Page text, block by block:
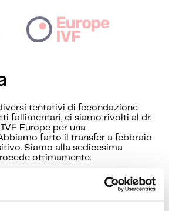
tentativi di fecondazione
fallimentari, ci siamo rivolti al dr.
Europe per una
fatto il transfer a febbraio
Siamo alla sedicesima
ottimamente.
del transfer, la gestione
il personale, sono stati perfetti.